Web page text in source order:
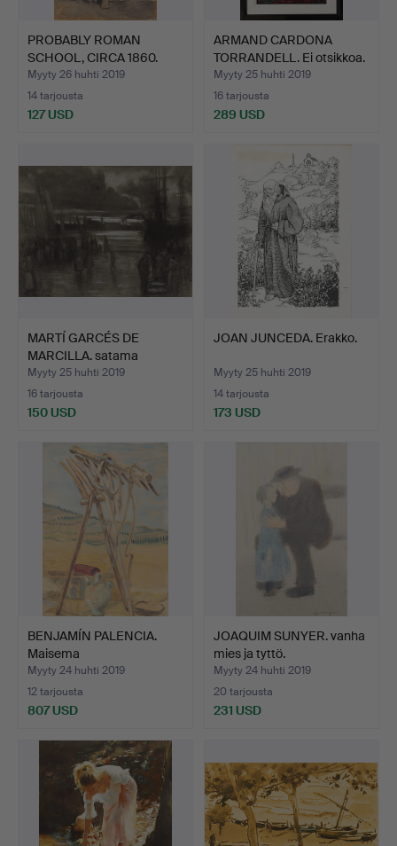
PROBABLY ROMAN
SCHOOL, CIRCA 1860.
arabi.
Myyty 26 huhti 2019
14 tarjousta
127 USD
ARMAND CARDONA
TORRANDELL. Ei otsikkoa.
Myyty 25 huhti 2019
16 tarjousta
289 USD
MARTÍ GARCÉS DE
MARCILLA. satama
kohtaus.
Myyty 25 huhti 2019
16 tarjousta
150 USD
JOAN JUNCEDA. Erakko.
Myyty 25 huhti 2019
14 tarjousta
173 USD
BENJAMÍN PALENCIA.
Maisema
maatalousväline…
Myyty 24 huhti 2019
12 tarjousta
807 USD
JOAQUIM SUNYER. vanha
mies ja tyttö.
Myyty 24 huhti 2019
20 tarjousta
231 USD